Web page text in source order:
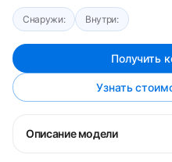
Снаружи: Внутри:
Получить
Узнать
Описание модели